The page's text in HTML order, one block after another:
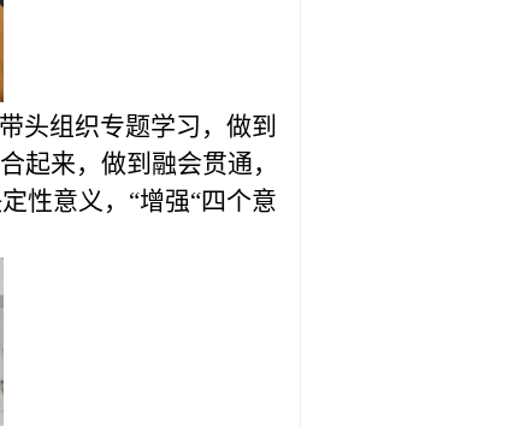
头组织专题学习，做到
起来，做到融会贯通，
性意义，“增强“四个意